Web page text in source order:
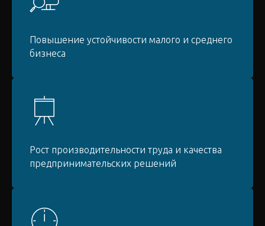
Повышение устойчивости малого и среднего
бизнеса
Рост производительности труда и качества
предпринимательских решений